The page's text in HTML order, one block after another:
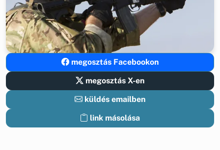
megosztás Facebookon
megosztás X-en
küldés emailben
link másolása